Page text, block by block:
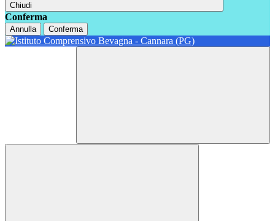
Chiudi
Conferma
Annulla Conferma